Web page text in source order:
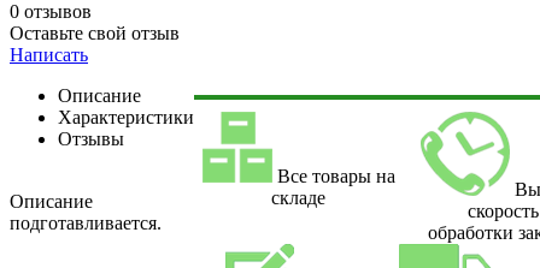
0 отзывов
Оставьте свой отзыв
Написать
Описание
Характеристики
Отзывы
Описание
подготавливается.
Все товары на
складе
скорость
обработки